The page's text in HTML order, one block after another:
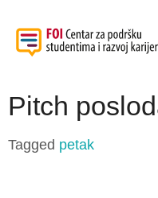
Pitch
Tagged petak